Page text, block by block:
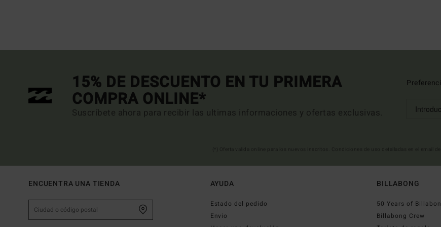
15% DE DESCUENTO EN TU PRIMERA
COMPRA ONLINE*
Suscríbete ahora para recibir las ultimas informaciones y ofertas exclusivas.
ENCUENTRA UNA TIENDA AYUDA
Estado del pedido
Envio
BILLABONG
50 Years of
Billabong Crew